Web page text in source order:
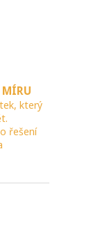
který
řešení